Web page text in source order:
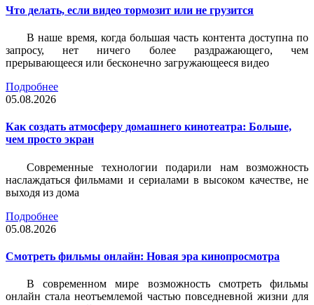
Что делать, если видео тормозит или не грузится
В наше время, когда большая часть контента доступна по
запросу, нет ничего более раздражающего, чем
прерывающееся или бесконечно загружающееся видео
Подробнее
05.08.2026
Как создать атмосферу домашнего кинотеатра: Больше,
чем просто экран
Современные технологии подарили нам возможность
наслаждаться фильмами и сериалами в высоком качестве, не
выходя из дома
Подробнее
05.08.2026
Смотреть фильмы онлайн: Новая эра кинопросмотра
В современном мире возможность смотреть фильмы
онлайн стала неотъемлемой частью повседневной жизни для